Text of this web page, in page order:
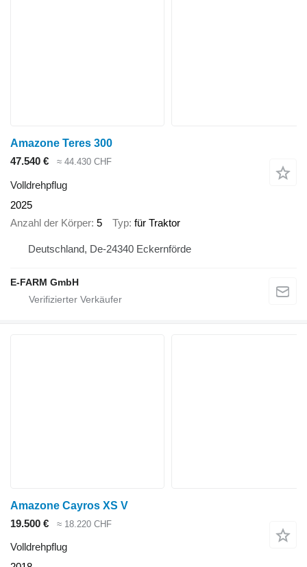
Amazone Teres 300
47.540 €
≈ 44.430 CHF
Volldrehpflug
2025
Anzahl der Körper 5 Typ für Traktor
Deutschland, De-24340 Eckernförde
E-FARM GmbH
Amazone Cayros XS V
19.500 €
≈ 18.220 CHF
Volldrehpflug